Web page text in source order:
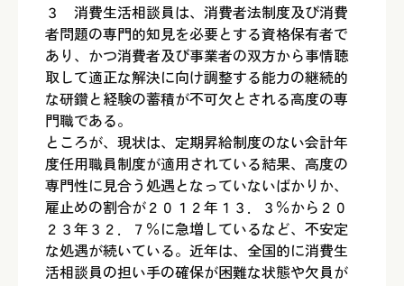
３ 消費生活相談員は、消費者法制度及び消費
者問題の専門的知見を必要とする資格保有者で
あり、かつ消費者及び事業者の双方から事情聴
取して適正な解決に向け調整する能力の継続的
な研鑽と経験の蓄積が不可欠とされる高度の専
門職である。
ところが、現状は、定期昇給制度のない会計年
度任用職員制度が適用されている結果、高度の
専門性に見合う処遇となっていないばかりか、
雇止めの割合が２０１２年１３．３％から２０
２３年３２．７％に急増しているなど、不安定
な処遇が続いている。近年は、全国的に消費生
活相談員の担い手の確保が困難な状態や欠員が